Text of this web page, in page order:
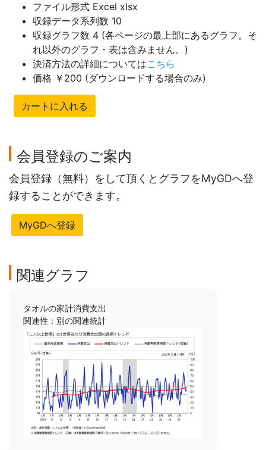
ファイル形式 Excel xlsx
収録データ系列数 10
収録グラフ数 4 (各ページの最上部にあるグラフ。そ
れ以外のグラフ・表は含みません。)
決済方法の詳細についてはこちら
価格 ￥200 (ダウンロードする場合のみ)
カートに入れる
会員登録のご案内
会員登録（無料）をして頂くとグラフをMyGDへ登
録することができます。
MyGDへ登録
関連グラフ
タオルの家計消費支出
関連性：別の関連統計